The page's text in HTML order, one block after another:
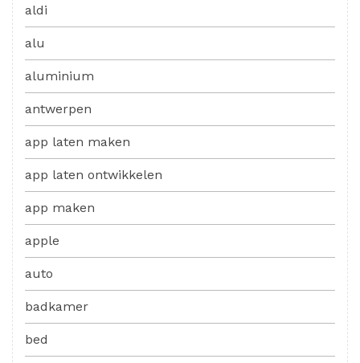
aldi
alu
aluminium
antwerpen
app laten maken
app laten ontwikkelen
app maken
apple
auto
badkamer
bed